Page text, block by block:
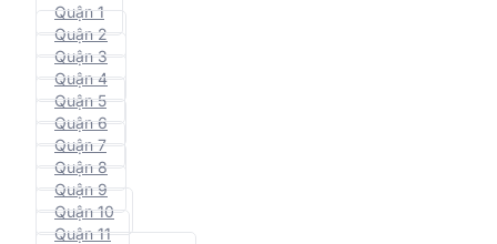
Quận 1
Quận 2
Quận 3
Quận 4
Quận 5
Quận 6
Quận 7
Quận 8
Quận 9
Quận 10
Quận 11